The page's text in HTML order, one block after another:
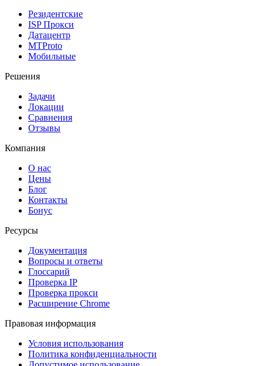
Резидентские
ISP Прокси
Датацентр
MTProto
Мобильные
Решения
Задачи
Локации
Сравнения
Отзывы
Компания
О нас
Цены
Блог
Контакты
Бонус
Ресурсы
Документация
Вопросы и ответы
Глоссарий
Проверка IP
Проверка прокси
Расширение Chrome
Правовая информация
Условия использования
Политика конфиденциальности